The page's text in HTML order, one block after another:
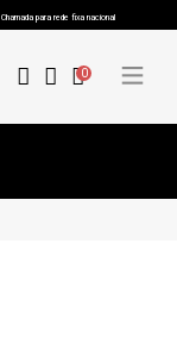
Chamada para rede fixa nacional
0